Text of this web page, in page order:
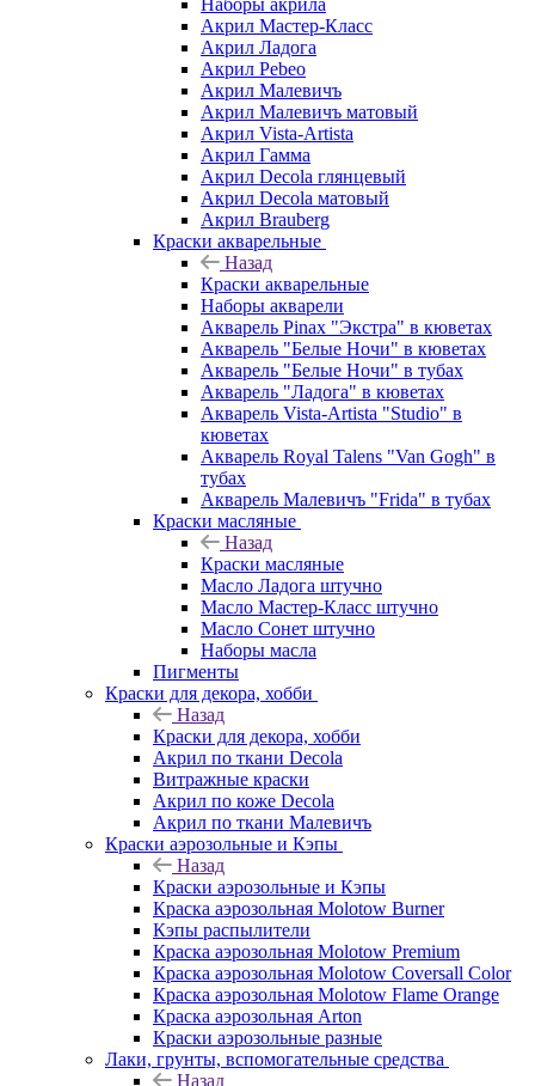
Наборы акрила
Акрил Мастер-Класс
Акрил Ладога
Акрил Pebeo
Акрил Малевичъ
Акрил Малевичъ матовый
Акрил Vista-Artista
Акрил Гамма
Акрил Decola глянцевый
Акрил Decola матовый
Акрил Brauberg
Краски акварельные
Назад
Краски акварельные
Наборы акварели
Акварель Pinax "Экстра" в кюветах
Акварель "Белые Ночи" в кюветах
Акварель "Белые Ночи" в тубах
Акварель "Ладога" в кюветах
Акварель Vista-Artista "Studio" в
кюветах
Акварель Royal Talens "Van Gogh" в
тубах
Акварель Малевичъ "Frida" в тубах
Краски масляные
Назад
Краски масляные
Масло Ладога штучно
Масло Мастер-Класс штучно
Масло Сонет штучно
Наборы масла
Пигменты
Краски для декора, хобби
Назад
Краски для декора, хобби
Акрил по ткани Decola
Витражные краски
Акрил по коже Decola
Акрил по ткани Малевичъ
Краски аэрозольные и Кэпы
Назад
Краски аэрозольные и Кэпы
Краска аэрозольная Molotow Burner
Кэпы распылители
Краска аэрозольная Molotow Premium
Краска аэрозольная Molotow Coversall Color
Краска аэрозольная Molotow Flame Orange
Краска аэрозольная Arton
Краски аэрозольные разные
Лаки, грунты, вспомогательные средства
Назад